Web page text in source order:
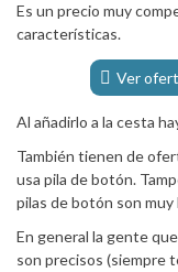
Es un precio muy
características.
Ver
Al añadirlo a la cesta
También tienen de
usa pila de botón.
pilas de botón son
En general la gente
son precisos (siempre